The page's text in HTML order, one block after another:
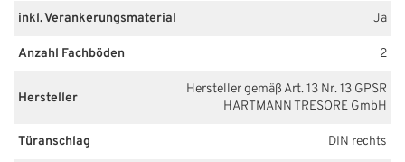
inkl. Verankerungsmaterial Ja
Anzahl Fachböden 2
Hersteller
Hersteller gemäß Art. 13 Nr. 13 GPSR
HARTMANN TRESORE GmbH
Türanschlag DIN rechts